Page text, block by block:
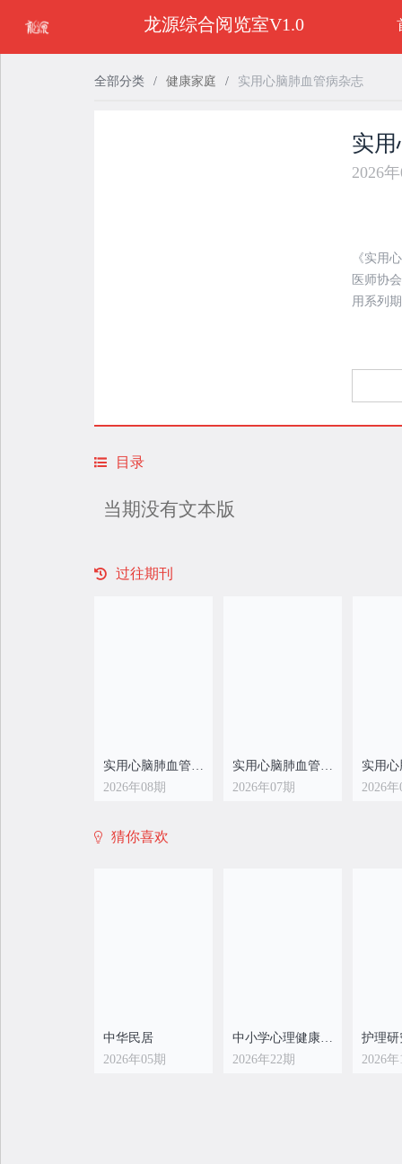
全部分类 / 健康家庭 / 实用心脑肺血管病杂志
实
2026
《实用
医师协
用系列
目录
当期没有文本版
过往期刊
实用心脑肺血管病杂志
2026年08期
实用心脑肺血管病杂志
2026年07期
2026年
猜你喜欢
中华民居
2026年05期
中小学心理健康教育
2026年22期
护理研
2026年
龙源综合阅览室V1.0